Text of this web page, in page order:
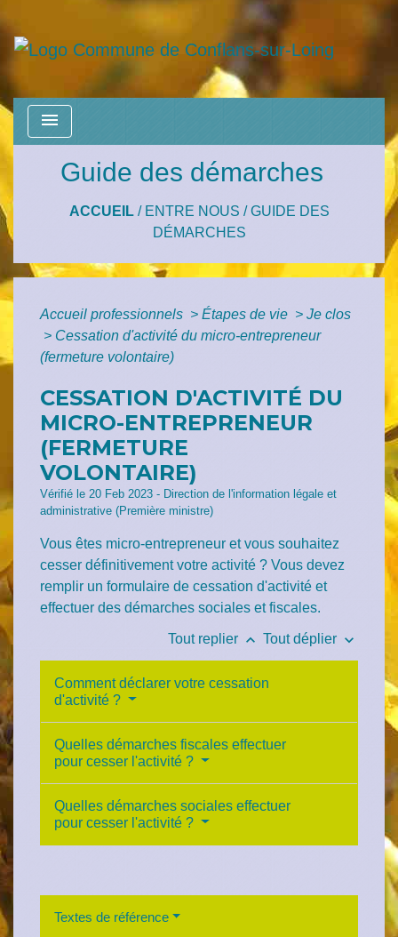
menu
Guide des démarches
ACCUEIL/ ENTRE NOUS /GUIDE DES
DÉMARCHES
Accueil professionnels > Étapes de vie > Je clos
> Cessation d'activité du micro-entrepreneur
(fermeture volontaire)
CESSATION D'ACTIVITÉ DU
MICRO-ENTREPRENEUR
(FERMETURE
VOLONTAIRE)
Vérifié le 20 Feb 2023 - Direction de l'information légale et
administrative (Première ministre)
Vous êtes micro-entrepreneur et vous souhaitez
cesser définitivement votre activité ? Vous devez
remplir un formulaire de cessation d'activité et
effectuer des démarches sociales et fiscales.
Tout replier keyboard_arrow_up Tout déplier keyboard_arrow_down
Comment déclarer votre cessation
d'activité ?
Quelles démarches fiscales effectuer
pour cesser l'activité ?
Quelles démarches sociales effectuer
pour cesser l'activité ?
Textes de référence